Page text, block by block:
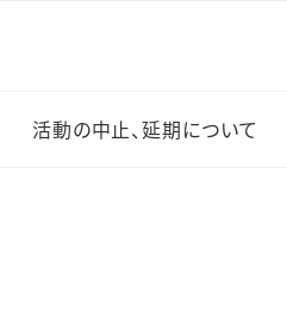
活動の中止、延期について